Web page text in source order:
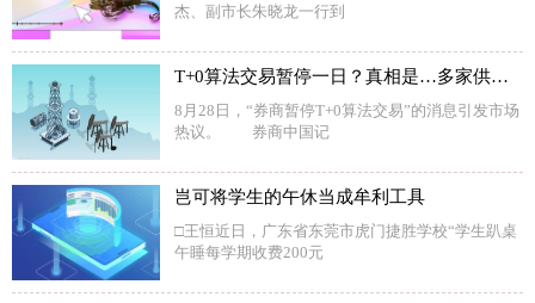
杰、副市长朱晓龙一行到
T+0算法交易暂停一日？真相是…多家供应商已通知今起恢复
8月28日，“券商暂停T+0算法交易”的消息引发市场
热议。 券商中国记
岂可将学生的午休当成牟利工具
□王恒近日，广东省东莞市虎门捷胜学校“学生趴桌
午睡每学期收费200元